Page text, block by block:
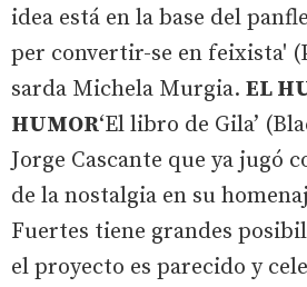
idea está en la base del
per convertir-se en feixista'
sarda Michela Murgia. EL
HUMOR‘El libro de Gila’
Jorge Cascante que ya jugó
de la nostalgia en su
Fuertes tiene grandes
el proyecto es parecido y